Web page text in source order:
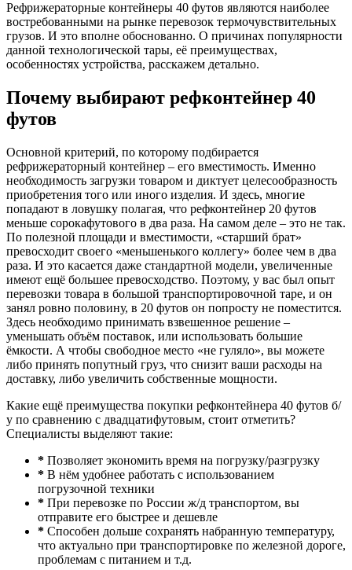
Рефрижераторные контейнеры 40 футов являются наиболее
востребованными на рынке перевозок термочувствительных
грузов. И это вполне обоснованно. О причинах популярности
данной технологической тары, её преимуществах,
особенностях устройства, расскажем детально.
Почему выбирают рефконтейнер 40
футов
Основной критерий, по которому подбирается
рефрижераторный контейнер – его вместимость. Именно
необходимость загрузки товаром и диктует целесообразность
приобретения того или иного изделия. И здесь, многие
попадают в ловушку полагая, что рефконтейнер 20 футов
меньше сорокафутового в два раза. На самом деле – это не так.
По полезной площади и вместимости, «старший брат»
превосходит своего «меньшенького коллегу» более чем в два
раза. И это касается даже стандартной модели, увеличенные
имеют ещё большее превосходство. Поэтому, у вас был опыт
перевозки товара в большой транспортировочной таре, и он
занял ровно половину, в 20 футов он попросту не поместится.
Здесь необходимо принимать взвешенное решение –
уменьшать объём поставок, или использовать большие
ёмкости. А чтобы свободное место «не гуляло», вы можете
либо принять попутный груз, что снизит ваши расходы на
доставку, либо увеличить собственные мощности.
Какие ещё преимущества покупки рефконтейнера 40 футов б/
у по сравнению с двадцатифутовым, стоит отметить?
Специалисты выделяют такие:
* Позволяет экономить время на погрузку/разгрузку
* В нём удобнее работать с использованием
погрузочной техники
* При перевозке по России ж/д транспортом, вы
отправите его быстрее и дешевле
* Способен дольше сохранять набранную температуру,
что актуально при транспортировке по железной дороге,
проблемам с питанием и т.д.